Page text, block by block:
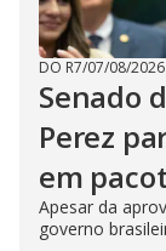
DO R7/07/08/2026
Senado
Perez
em
Apesar da
governo